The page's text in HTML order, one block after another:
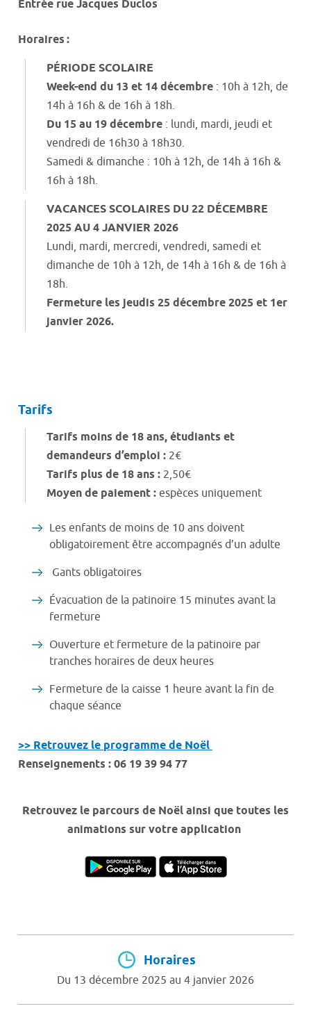
Entrée rue Jacques Duclos
Horaires :
PÉRIODE SCOLAIRE
Week-end du 13 et 14 décembre : 10h à 12h, de
14h à 16h & de 16h à 18h.
Du 15 au 19 décembre : lundi, mardi, jeudi et
vendredi de 16h30 à 18h30.
Samedi & dimanche : 10h à 12h, de 14h à 16h &
16h à 18h.
VACANCES SCOLAIRES DU 22 DÉCEMBRE
2025 AU 4 JANVIER 2026
Lundi, mardi, mercredi, vendredi, samedi et
dimanche de 10h à 12h, de 14h à 16h & de 16h à
18h.
Fermeture les jeudis 25 décembre 2025 et 1er
janvier 2026.
Tarifs
Tarifs moins de 18 ans, étudiants et
demandeurs d’emploi : 2€
Tarifs plus de 18 ans : 2,50€
Moyen de paiement : espèces uniquement
Les enfants de moins de 10 ans doivent
obligatoirement être accompagnés d’un adulte
Gants obligatoires
Évacuation de la patinoire 15 minutes avant la
fermeture
Ouverture et fermeture de la patinoire par
tranches horaires de deux heures
Fermeture de la caisse 1 heure avant la fin de
chaque séance
>> Retrouvez le programme de Noël
Renseignements : 06 19 39 94 77
Retrouvez le parcours de Noël ainsi que toutes les
animations sur votre application
Horaires
Du 13 décembre 2025 au 4 janvier 2026